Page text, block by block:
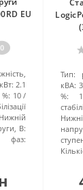
EU
0
2.1
%: 10
Нижній
В:
фаз:
Тип:
кВА: 3
%: